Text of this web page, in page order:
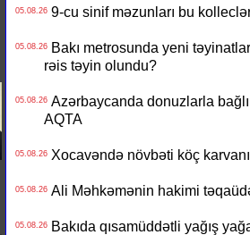
05.08.269-cu sinif məzunları bu
05.08.26Bakı metrosunda yeni
rəis təyin olundu?
05.08.26Azərbaycanda donuzlarla
AQTA
05.08.26Xocavəndə növbəti köç
05.08.26Ali Məhkəmənin hakimi
05.08.26Bakıda qısamüddətli yağış